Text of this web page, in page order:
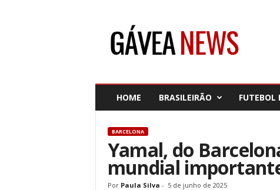
HOME BRASILEIRÃO FUTEBOL
BARCELONA
Yamal, do
mundial
Por Paula Silva - 5 de junho de 2025